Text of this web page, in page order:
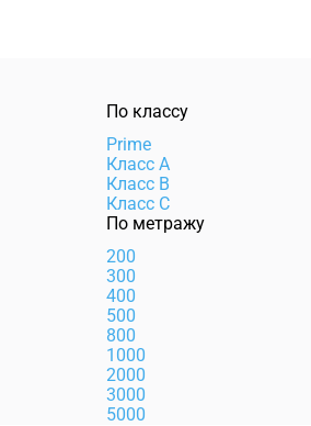
По классу
Prime
Класс А
Класс В
Класс С
По метражу
200
300
400
500
800
1000
2000
3000
5000